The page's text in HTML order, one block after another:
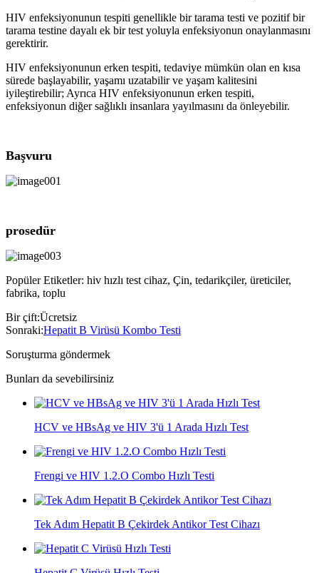
HIV enfeksiyonunun tespiti genellikle bir tarama testi ve pozitif bir
tarama testine dayalı ek bir test yoluyla enfeksiyonun onaylanmasını
gerektirir.
HIV enfeksiyonunun erken tespiti, tedaviye mümkün olan en kısa
sürede başlayabilir, yaşamı uzatabilir ve yaşam kalitesini
iyileştirebilir; Ayrıca HIV enfeksiyonunun erken tespiti,
enfeksiyonun diğer sağlıklı insanlara yayılmasını da önleyebilir.
Başvuru
prosedür
Popüler Etiketler: hiv hızlı test cihaz, Çin, tedarikçiler, üreticiler,
fabrika, toplu
Bir çift:Ücretsiz
Sonraki:Hepatit B Virüsü Kombo Testi
Soruşturma göndermek
Bunları da sevebilirsiniz
HCV ve HBsAg ve HIV 3'ü 1 Arada Hızlı Test
Frengi ve HIV 1.2.O Combo Hızlı Testi
Tek Adım Hepatit B Çekirdek Antikor Test Cihazı